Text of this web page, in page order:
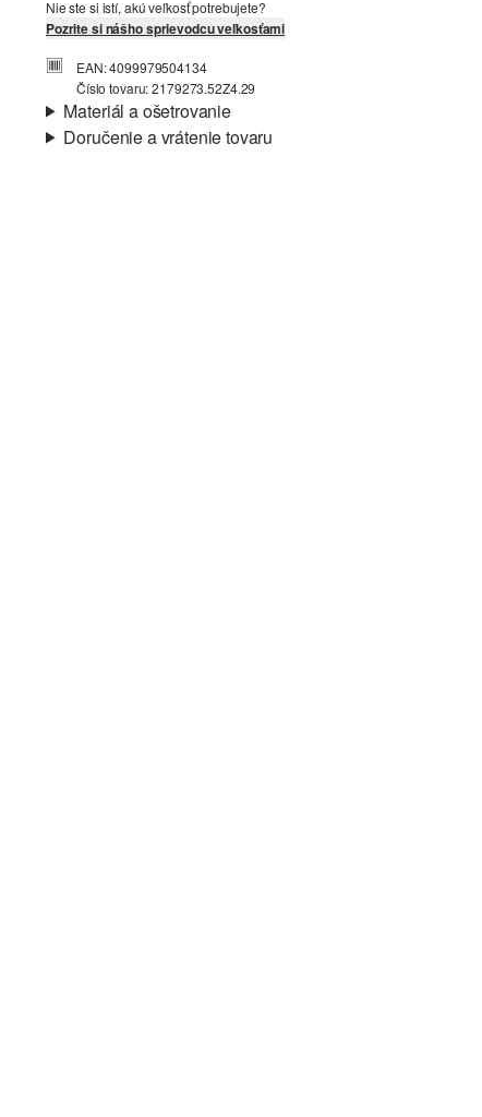
Nie ste si istí, akú veľkosť potrebujete?
Pozrite si nášho sprievodcu veľkosťami
EAN: 4099979504134
Číslo tovaru: 2179273.52Z4.29
Materiál a ošetrovanie
Doručenie a vrátenie tovaru